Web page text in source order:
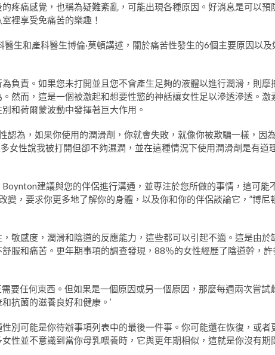
疼痛感覺，也稱為疑難紊亂，可能出現各種原因。好消息是可以預
裡享受免痛苦的樂趣！
生和產科醫生博倫·莫頓講述，關於痛苦性發生的6個主要原因以及
負責。如果您未打開並且您不會產生足夠的液體以進行潤滑，則摩
然而，這是一個被激起和想要性慾的神話讓女性足以滲透滲透。激
和荷爾蒙波動中發揮著巨大作用。
認為，如果你使用的潤滑劑，你就會失敗，就像你被欺騙一樣，因
女性說我被打開但卻不夠濕潤，並在這種情況下使用潤滑劑是有道
建議與您的伴侶進行溝通，並專注於您所做的事情，這可能
變，要求你更多地了解你的身體，以及你和你的伴侶談論它，”博尼
敏感度，潤滑和陰道的反應能力，這些都可以引起不適。這是由於
服和痛苦。更年期事項的調查發現，88％的女性經歷了陰道幹，許
要任何東西。但如果是一個原因或另一個原因，那麼每週兩次嘗試
抗菌的滋養良好和健康。’
別可能是你待辦事項列表中的最後一件事。你可能還在恢復，或者
性並不意識到當你母乳喂養時，它與更年期相似，這就是你沒有期